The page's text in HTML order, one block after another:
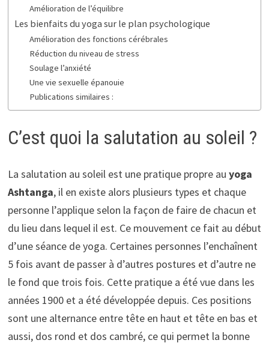
Amélioration de l’équilibre
Les bienfaits du yoga sur le plan psychologique
Amélioration des fonctions cérébrales
Réduction du niveau de stress
Soulage l’anxiété
Une vie sexuelle épanouie
Publications similaires :
C’est quoi la salutation au soleil ?
La salutation au soleil est une pratique propre au yoga
Ashtanga, il en existe alors plusieurs types et chaque
personne l’applique selon la façon de faire de chacun et
du lieu dans lequel il est. Ce mouvement ce fait au début
d’une séance de yoga. Certaines personnes l’enchaînent
5 fois avant de passer à d’autres postures et d’autre ne
le fond que trois fois. Cette pratique a été vue dans les
années 1900 et a été développée depuis. Ces positions
sont une alternance entre tête en haut et tête en bas et
aussi, dos rond et dos cambré, ce qui permet la bonne